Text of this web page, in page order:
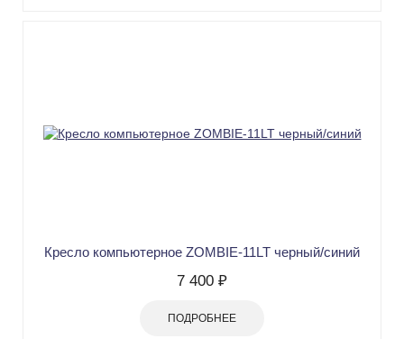
Кресло компьютерное ZOMBIE-11LT черный/синий
7 400 ₽
ПОДРОБНЕЕ